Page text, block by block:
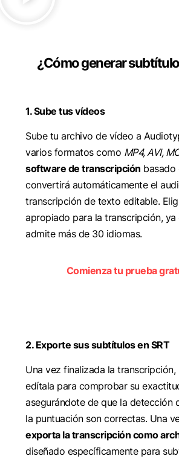
¿Cómo generar
1. Sube tus vídeos
Sube tu archivo de vídeo a
varios formatos como MP4, AVI,
software de transcripción basado
convertirá automáticamente el
transcripción de texto editable.
apropiado para la transcripción,
admite más de 30 idiomas.
Comienza tu prueba
2. Exporte sus subtítulos en SRT
Una vez finalizada la transcripción,
edítala para comprobar su
asegurándote de que la detección
la puntuación son correctas. Una
exporta la transcripción como
diseñado específicamente para